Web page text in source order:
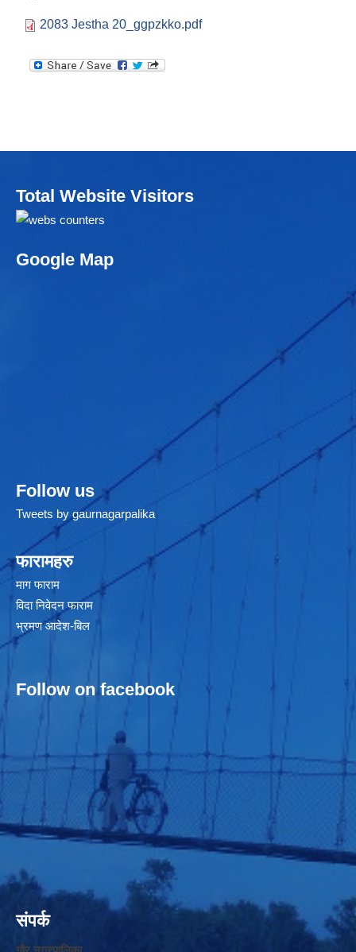
2083 Jestha 20_ggpzkko.pdf
Total Website Visitors
Google Map
Follow us
Tweets by gaurnagarpalika
फारामहरु
माग फाराम
विदा निवेदन फाराम
भ्रमण आदेश-बिल
Follow on facebook
संपर्क